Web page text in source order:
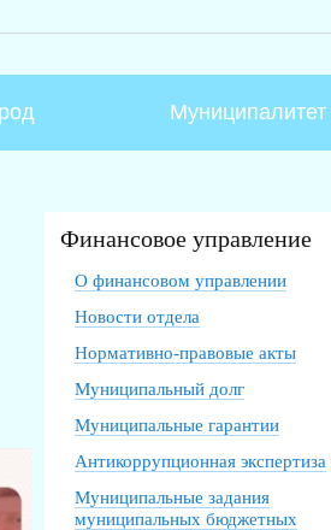
Муниципалитет
Финансовое управление
О финансовом управлении
Новости отдела
Нормативно-правовые акты
Муниципальный долг
Муниципальные гарантии
Антикоррупционная экспертиза
Муниципальные задания
муниципальных бюджетных